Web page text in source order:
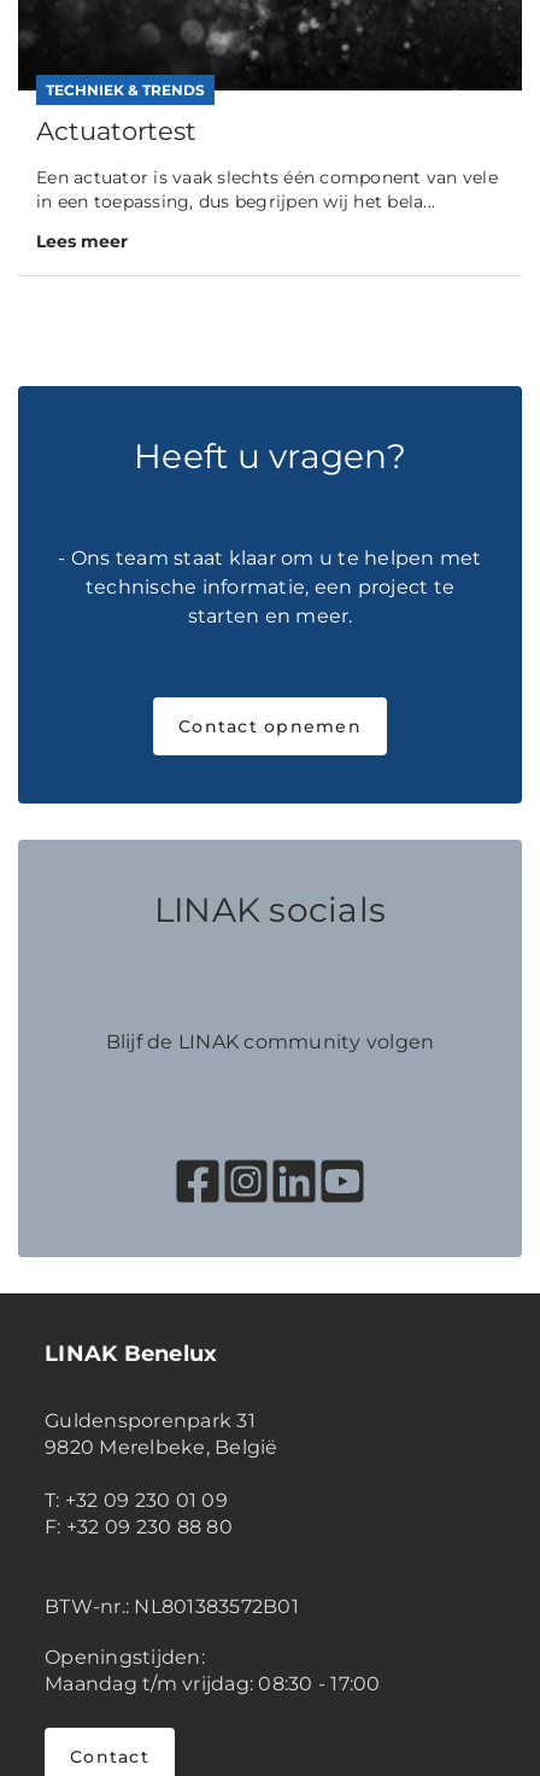
TECHNIEK & TRENDS
Actuatortest
Een actuator is vaak slechts één component van vele
in een toepassing, dus begrijpen wij het bela...
Lees meer
Heeft u vragen?
- Ons team staat klaar om u te helpen met
technische informatie, een project te
starten en meer.
Contact opnemen
LINAK socials
Blijf de LINAK community volgen
LINAK Benelux
Guldensporenpark 31
9820 Merelbeke, België
T: +32 09 230 01 09
F: +32 09 230 88 80
BTW-nr.: NL801383572B01
Openingstijden:
Maandag t/m vrijdag: 08:30 - 17:00
Contact